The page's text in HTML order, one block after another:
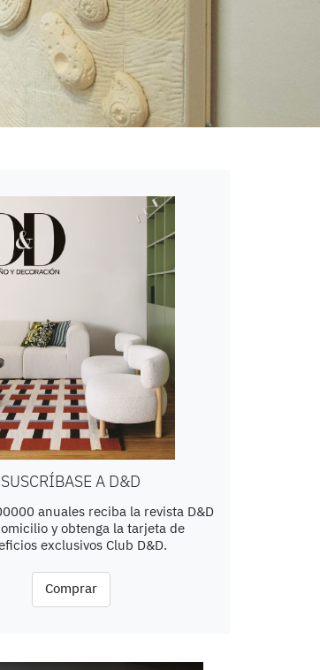
SUSCRÍBASE A D&D
anuales reciba la revista D&D
y obtenga la tarjeta de
exclusivos Club D&D.
Comprar